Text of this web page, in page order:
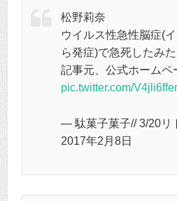
松野莉奈
ウイルス性急性脳症(
ら発症)で急死したみ
記事元、公式ホームペ
pic.twitter.com/
— 駄菓子菓子// 3/20リ
2017年2月8日